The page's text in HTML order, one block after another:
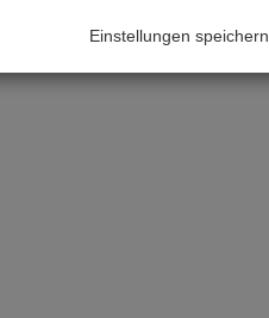
Einstellungen speichern